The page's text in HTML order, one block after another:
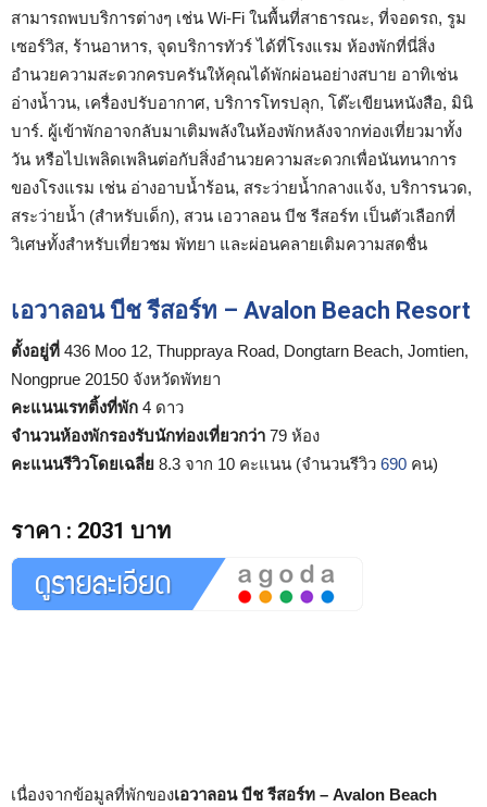
สามารถพบบริการต่างๆ เช่น Wi-Fi ในพื้นที่สาธารณะ, ที่จอดรถ, รูม
เซอร์วิส, ร้านอาหาร, จุดบริการทัวร์ ได้ที่โรงแรม ห้องพักที่นี่สิ่ง
อำนวยความสะดวกครบครันให้คุณได้พักผ่อนอย่างสบาย อาทิเช่น
อ่างน้ำวน, เครื่องปรับอากาศ, บริการโทรปลุก, โต๊ะเขียนหนังสือ, มินิ
บาร์. ผู้เข้าพักอาจกลับมาเติมพลังในห้องพักหลังจากท่องเที่ยวมาทั้ง
วัน หรือไปเพลิดเพลินต่อกับสิ่งอำนวยความสะดวกเพื่อนันทนาการ
ของโรงแรม เช่น อ่างอาบน้ำร้อน, สระว่ายน้ำกลางแจ้ง, บริการนวด,
สระว่ายน้ำ (สำหรับเด็ก), สวน เอวาลอน บีช รีสอร์ท เป็นตัวเลือกที่
วิเศษทั้งสำหรับเที่ยวชม พัทยา และผ่อนคลายเติมความสดชื่น
เอวาลอน บีช รีสอร์ท – Avalon Beach Resort
ตั้งอยู่ที่ 436 Moo 12, Thuppraya Road, Dongtarn Beach, Jomtien,
Nongprue 20150 จังหวัดพัทยา
คะแนนเรทติ้งที่พัก 4 ดาว
จำนวนห้องพักรองรับนักท่องเที่ยวกว่า 79 ห้อง
คะแนนรีวิวโดยเฉลี่ย 8.3 จาก 10 คะแนน (จำนวนรีวิว 690 คน)
ราคา : 2031 บาท
เนื่องจากข้อมูลที่พักของเอวาลอน บีช รีสอร์ท – Avalon Beach